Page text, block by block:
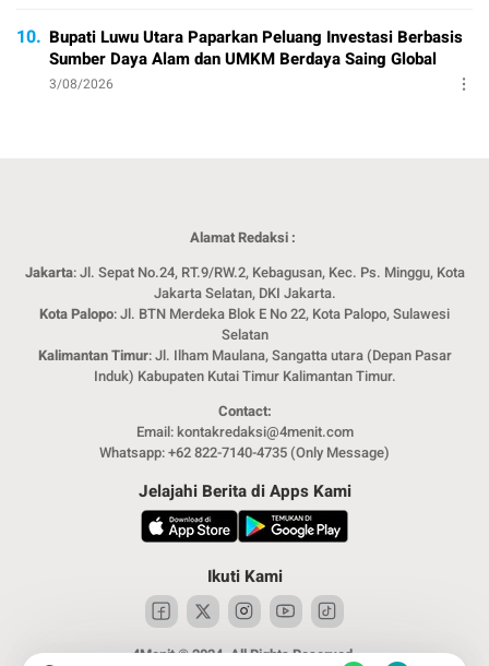
10. Bupati Luwu Utara Paparkan Peluang Investasi Berbasis
Sumber Daya Alam dan UMKM Berdaya Saing Global
3/08/2026
Alamat Redaksi :
Jakarta: Jl. Sepat No.24, RT.9/RW.2, Kebagusan, Kec. Ps. Minggu, Kota
Jakarta Selatan, DKI Jakarta.
Kota Palopo: Jl. BTN Merdeka Blok E No 22, Kota Palopo, Sulawesi
Selatan
Kalimantan Timur: Jl. Ilham Maulana, Sangatta utara (Depan Pasar
Induk) Kabupaten Kutai Timur Kalimantan Timur.
Contact:
Email: kontakredaksi@4menit.com
Whatsapp: +62 822-7140-4735 (Only Message)
Jelajahi Berita di Apps Kami
Ikuti Kami
4Menit © 2024. All Rights Reserved.